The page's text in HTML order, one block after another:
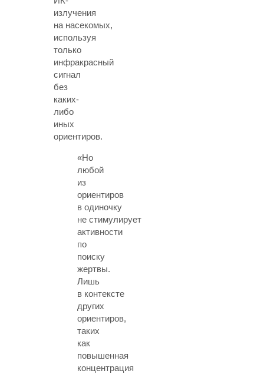
излучения
на насекомых,
используя
только
инфракрасный
сигнал
без
каких-
либо
иных
ориентиров.
«Но
любой
из
ориентиров
в одиночку
не стимулирует
активности
по
поиску
жертвы.
Лишь
в контексте
других
ориентиров,
таких
как
повышенная
концентрация